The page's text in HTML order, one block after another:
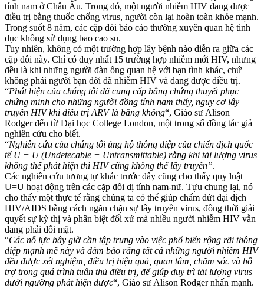
tính nam ở Châu Âu. Trong đó, một người nhiễm HIV đang được
điều trị bằng thuốc chống virus, người còn lại hoàn toàn khỏe mạnh.
Trong suốt 8 năm, các cặp đôi báo cáo thường xuyên quan hệ tình
dục không sử dụng bao cao su.
Tuy nhiên, không có một trường hợp lây bệnh nào diễn ra giữa các
cặp đôi này. Chỉ có duy nhất 15 trường hợp nhiễm mới HIV, nhưng
đều là khi những người đàn ông quan hệ với bạn tình khác, chứ
không phải người bạn đời đã nhiễm HIV và đang được điều trị.
“Phát hiện của chúng tôi đã cung cấp bằng chứng thuyết phục
chứng minh cho những người đồng tính nam thấy, nguy cơ lây
truyền HIV khi điều trị ARV là bằng không“, Giáo sư Alison
Rodger đến từ Đại học College London, một trong số đồng tác giả
nghiên cứu cho biết.
“Nghiên cứu của chúng tôi ủng hộ thông điệp của chiến dịch quốc
tế U = U (Undetecable = Untransmittable) rằng khi tải lượng virus
không thể phát hiện thì HIV cũng không thể lây truyền”.
Các nghiên cứu tương tự khác trước đây cũng cho thấy quy luật
U=U hoạt động trên các cặp đôi dị tính nam-nữ. Tựu chung lại, nó
cho thấy một thực tế rằng chúng ta có thể giúp chấm dứt đại dịch
HIV/AIDS bằng cách ngăn chặn sự lây truyền virus, đồng thời giải
quyết sự kỳ thị và phân biệt đối xử mà nhiều người nhiễm HIV vẫn
đang phải đối mặt.
“Các nỗ lực bây giờ cần tập trung vào việc phổ biến rộng rãi thông
điệp mạnh mẽ này và đảm bảo rằng tất cả những người nhiễm HIV
đều được xét nghiệm, điều trị hiệu quả, quan tâm, chăm sóc và hỗ
trợ trong quá trình tuân thủ điều trị, để giúp duy trì tải lượng virus
dưới ngưỡng phát hiện được“, Giáo sư Alison Rodger nhấn mạnh.